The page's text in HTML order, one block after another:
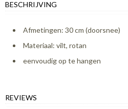
BESCHRIJVING
Afmetingen: 30 cm (doorsnee)
Materiaal: vilt, rotan
eenvoudig op te hangen
REVIEWS